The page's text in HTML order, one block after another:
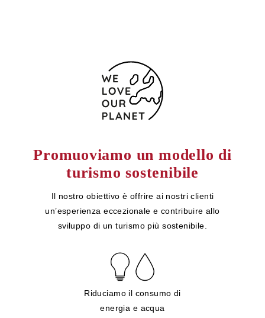
Promuoviamo un modello di
turismo sostenibile
Il nostro obiettivo è offrire ai nostri clienti
un’esperienza eccezionale e contribuire allo
sviluppo di un turismo più sostenibile.
Riduciamo il consumo di
energia e acqua